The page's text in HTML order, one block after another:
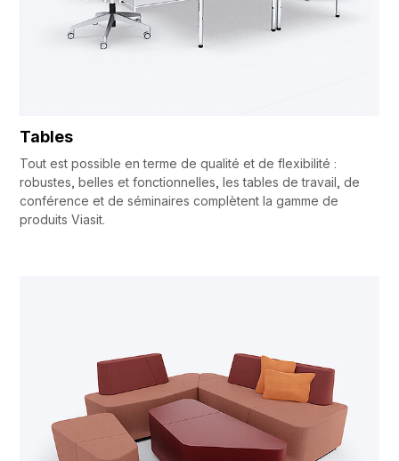
Tables
Tout est possible en terme de qualité et de flexibilité :
robustes, belles et fonctionnelles, les tables de travail, de
conférence et de séminaires complètent la gamme de
produits Viasit.